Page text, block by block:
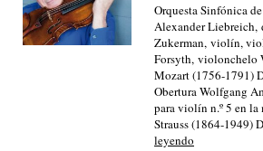
Orquesta Sinfónica
Alexander Liebreich,
Zukerman, violín,
Forsyth, violonchelo
Mozart (1756-1791)
Obertura Wolfgang
para violín n.º 5 en
Strauss (1864-1949)
leyendo